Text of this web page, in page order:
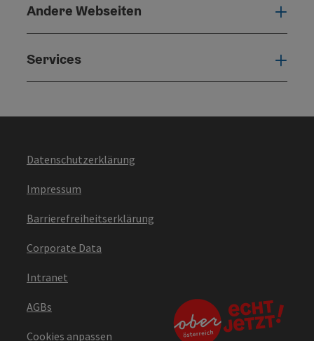
Andere Webseiten
Services
Datenschutzerklärung
Impressum
Barrierefreiheitserklärung
Corporate Data
Intranet
AGBs
Cookies anpassen